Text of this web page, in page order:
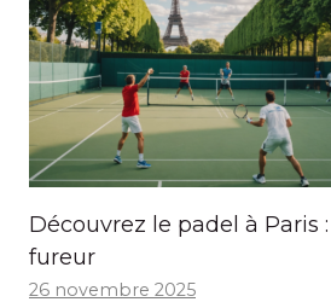
Découvrez le padel à Paris
fureur
26 novembre 2025